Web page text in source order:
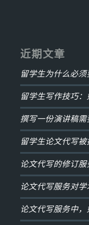
近期文章
留学生为什么必
留学生写作技巧
撰写一份演讲稿需
留学生论文代写被
论文代写的修订
论文代写服务对
论文代写服务中